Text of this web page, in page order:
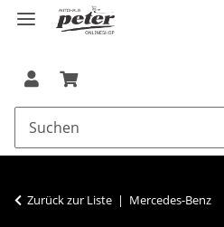
Zurück zur Liste Mercedes-Benz